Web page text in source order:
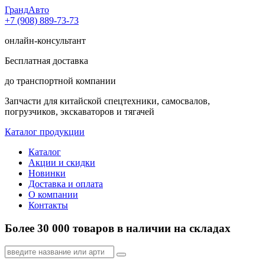
ГрандАвто
+7 (908) 889-73-73
онлайн-консультант
Бесплатная доставка
до транспортной компании
Запчасти для китайской спецтехники, самосвалов,
погрузчиков, экскаваторов и тягачей
Каталог продукции
Каталог
Акции и скидки
Новинки
Доставка и оплата
О компании
Контакты
Более 30 000 товаров в наличии на складах